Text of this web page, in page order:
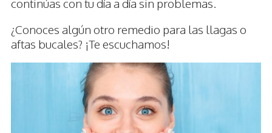
continúas con tu día a día sin problemas.
¿Conoces algún otro remedio para las llagas o
aftas bucales? ¡Te escuchamos!